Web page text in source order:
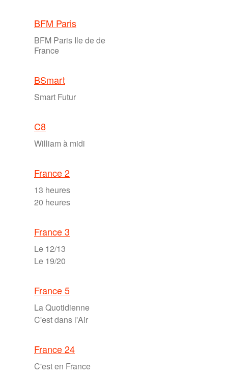
BFM Paris
BFM Paris Ile de de
France
BSmart
Smart Futur
C8
William à midi
France 2
13 heures
20 heures
France 3
Le 12/13
Le 19/20
France 5
La Quotidienne
C'est dans l'Air
France 24
C'est en France